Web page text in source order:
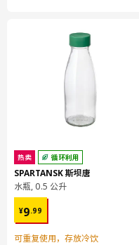
组装说明和文件
304.305.98
热卖 循环利用
SPARTANSK 斯坝唐
水瓶, 0.5 公升
¥9.99
¥ 9.99
可重复使用，存放冷饮